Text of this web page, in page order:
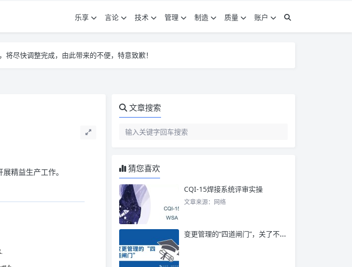
乐享 言论 技术 管理 制造 质量
账户
将尽快调整完成，由此带来的不便，特意致歉！
尽快调整完成，由此带来的不便，特意致歉！
精益生产工作。
文章搜索
猜您喜欢
CQI-15焊接系统评审实操
文章来源：网络
变更管理的“四道闸门”‌‌，关了不少质量风险！